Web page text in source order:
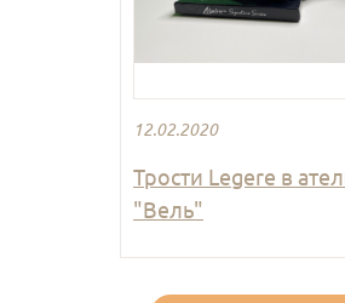
12.02.2020
Трости Legere в
"Вель"